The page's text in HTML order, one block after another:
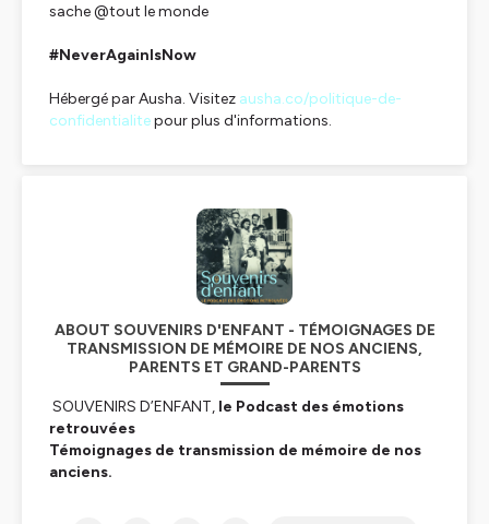
sache @tout le monde
#NeverAgainIsNow
Hébergé par Ausha. Visitez ausha.co/politique-de-
confidentialitepour plus d'informations.
ABOUT SOUVENIRS D'ENFANT - TÉMOIGNAGES DE
TRANSMISSION DE MÉMOIRE DE NOS ANCIENS,
PARENTS ET GRAND-PARENTS
SOUVENIRS D’ENFANT, le Podcast des émotions
retrouvées
Témoignages de transmission de mémoire de nos
anciens.